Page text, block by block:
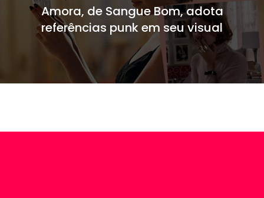
Amora, de Sangue Bom, adota
referências punk em seu visual